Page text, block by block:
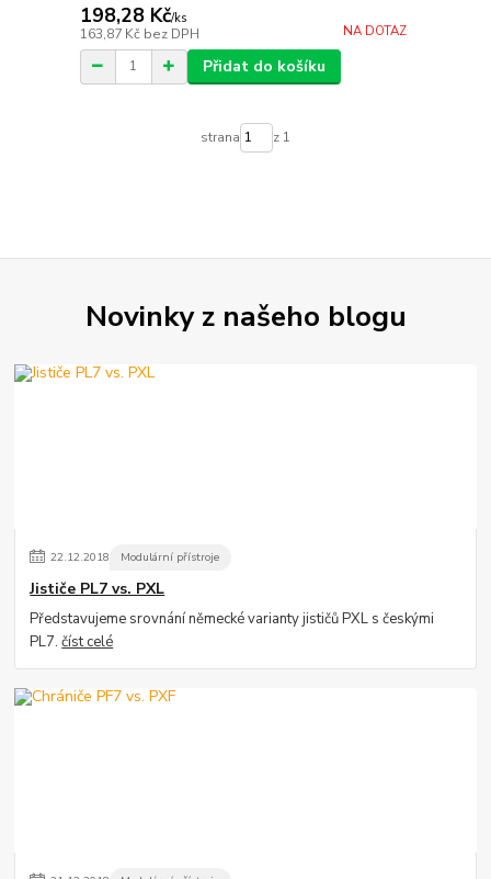
198,28 Kč/ks
163,87 Kč bez DPH NA DOTAZ
Přidat do košíku
strana z 1
Novinky z našeho blogu
22.12.2018 Modulární přístroje
Jističe PL7 vs. PXL
Představujeme srovnání německé varianty jističů PXL s českými
PL7.číst celé